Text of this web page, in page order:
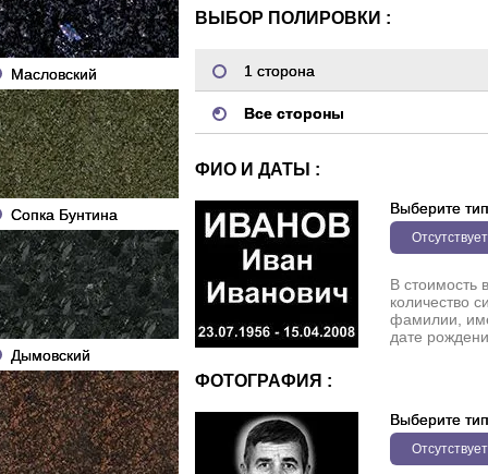
Масловский
Сопка Бунтина
Дымовский
ВЫБОР ПОЛИРОВКИ :
1 сторона
Все стороны
ФИО И ДАТЫ :
Выберите тип
Отсутствует
В стоимость
количество
фамилии,
дате
ФОТОГРАФИЯ :
Выберите тип
Отсутствует